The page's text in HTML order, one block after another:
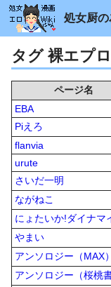
処女厨
タグ 裸エプ
ページ名
EBA
Piえろ
flanvia
urute
さいだ一明
ながねこ
にょたいか!ダイナマ
やまい
アンソロジー（MAX）
アンソロジー（桜桃書